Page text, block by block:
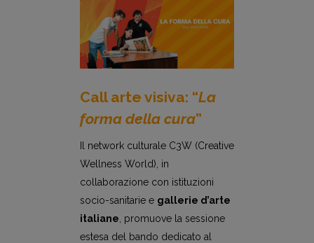
Call arte visiva: “La
forma della cura”
Il network culturale C3W (Creative
Wellness World), in
collaborazione con istituzioni
socio-sanitarie e gallerie d’arte
italiane , promuove la sessione
estesa del bando dedicato al